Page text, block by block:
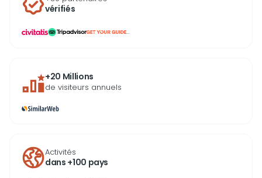
vérifiés
...
+20 Millions
de visiteurs annuels
Activités
dans +100 pays